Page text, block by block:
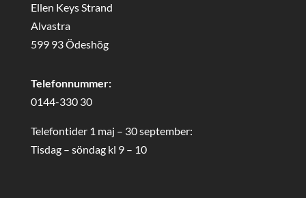
Ellen Keys Strand
Alvastra
599 93 Ödeshög
Telefonnummer:
0144-330 30
Telefontider 1 maj – 30 september:
Tisdag – söndag kl 9 – 10